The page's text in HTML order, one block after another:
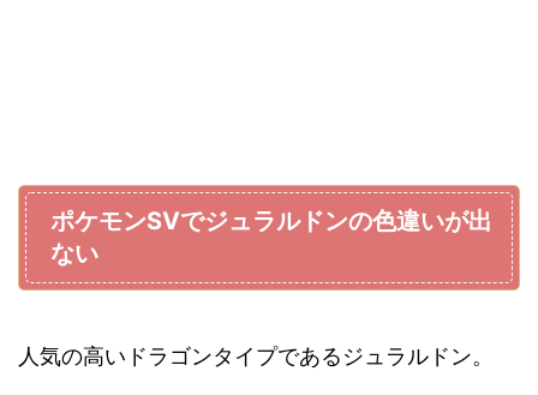
ポケモンSVでジュラルドンの色違いが出
ない
人気の高いドラゴンタイプであるジュラルドン。